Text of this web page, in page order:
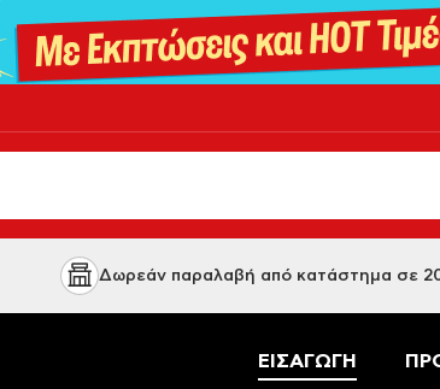
Δωρεάν παραλαβή από κατάστημα σε
ΕΙΣΑΓΩΓΗ